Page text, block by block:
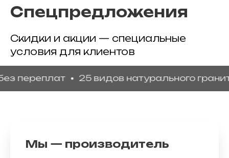
Спецпредложения
Скидки и акции — специальные
условия для клиентов
25 видов натурального гранита
Мы — производитель